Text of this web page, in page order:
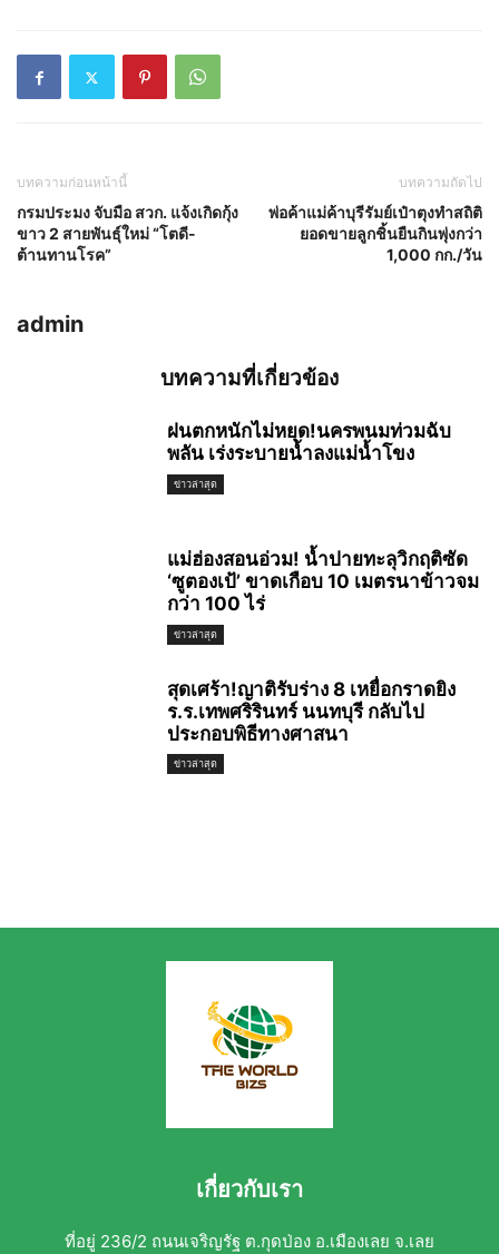
บทความก่อนหน้านี้
กรมประมง จับมือ สวก. แจ้งเกิดกุ้ง
ขาว 2 สายพันธุ์ใหม่ “โตดี-
ต้านทานโรค”
บทความถัดไป
พ่อค้าแม่ค้าบุรีรัมย์เป๋าตุงทำสถิติ
ยอดขายลูกชิ้นยืนกินพุ่งกว่า
1,000 กก./วัน
admin
บทความที่เกี่ยวข้อง
ฝนตกหนักไม่หยุด!นครพนมท่วมฉับ
พลัน เร่งระบายน้ำลงแม่น้ำโขง
ข่าวล่าสุด
แม่ฮ่องสอนอ่วม! น้ำปายทะลุวิกฤติซัด
‘ซูตองเป้’ ขาดเกือบ 10 เมตรนาข้าวจม
กว่า 100 ไร่
ข่าวล่าสุด
สุดเศร้า!ญาติรับร่าง 8 เหยื่อกราดยิง
ร.ร.เทพศริรินทร์ นนทบุรี กลับไป
ประกอบพิธีทางศาสนา
ข่าวล่าสุด
เกี่ยวกับเรา
ที่อยู่ 236/2 ถนนเจริญรัฐ ต.กุดป่อง อ.เมืองเลย จ.เลย